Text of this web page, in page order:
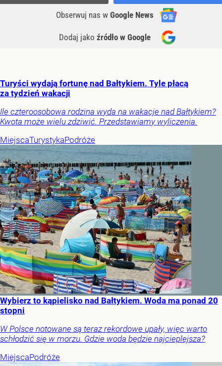
Obserwuj nas w Google News
Dodaj jako źródło w Google
Turyści wydają fortunę nad Bałtykiem. Tyle płacą
za tydzień wakacji
Ile czteroosobowa rodzina wyda na wakacje nad Bałtykiem?
Kwota może wielu zdziwić. Przedstawiamy wyliczenia.
MiejscaTurystykaPodróże
Wybierz to kąpielisko nad Bałtykiem. Woda ma ponad 20
stopni
W Polsce notowane są teraz rekordowe upały, więc warto
schłodzić się w morzu. Gdzie woda będzie najcieplejsza?
MiejscaPodróże